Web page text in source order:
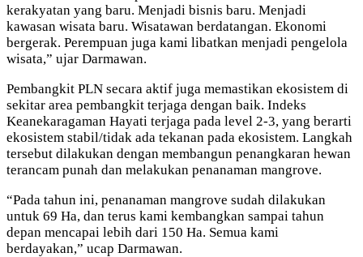
kerakyatan yang baru. Menjadi bisnis baru. Menjadi
kawasan wisata baru. Wisatawan berdatangan. Ekonomi
bergerak. Perempuan juga kami libatkan menjadi pengelola
wisata,” ujar Darmawan.
Pembangkit PLN secara aktif juga memastikan ekosistem di
sekitar area pembangkit terjaga dengan baik. Indeks
Keanekaragaman Hayati terjaga pada level 2-3, yang berarti
ekosistem stabil/tidak ada tekanan pada ekosistem. Langkah
tersebut dilakukan dengan membangun penangkaran hewan
terancam punah dan melakukan penanaman mangrove.
“Pada tahun ini, penanaman mangrove sudah dilakukan
untuk 69 Ha, dan terus kami kembangkan sampai tahun
depan mencapai lebih dari 150 Ha. Semua kami
berdayakan,” ucap Darmawan.